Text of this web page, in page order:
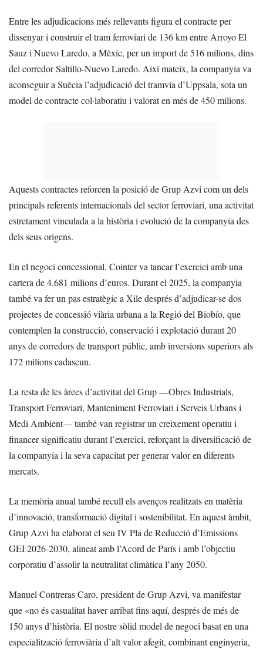
Entre les adjudicacions més rellevants figura el contracte per
dissenyar i construir el tram ferroviari de 136 km entre Arroyo El
Sauz i Nuevo Laredo, a Mèxic, per un import de 516 milions, dins
del corredor Saltillo-Nuevo Laredo. Així mateix, la companyia va
aconseguir a Suècia l’adjudicació del tramvia d’Uppsala, sota un
model de contracte col·laboratiu i valorat en més de 450 milions.
Aquests contractes reforcen la posició de Grup Azvi com un dels
principals referents internacionals del sector ferroviari, una activitat
estretament vinculada a la història i evolució de la companyia des
dels seus orígens.
En el negoci concessional, Cointer va tancar l’exercici amb una
cartera de 4.681 milions d’euros. Durant el 2025, la companyia
també va fer un pas estratègic a Xile després d’adjudicar-se dos
projectes de concessió viària urbana a la Regió del Biobío, que
contemplen la construcció, conservació i explotació durant 20
anys de corredors de transport públic, amb inversions superiors als
172 milions cadascun.
La resta de les àrees d’activitat del Grup —Obres Industrials,
Transport Ferroviari, Manteniment Ferroviari i Serveis Urbans i
Medi Ambient— també van registrar un creixement operatiu i
financer significatiu durant l’exercici, reforçant la diversificació de
la companyia i la seva capacitat per generar valor en diferents
mercats.
La memòria anual també recull els avenços realitzats en matèria
d’innovació, transformació digital i sostenibilitat. En aquest àmbit,
Grup Azvi ha elaborat el seu IV Pla de Reducció d’Emissions
GEI 2026-2030, alineat amb l’Acord de París i amb l’objectiu
corporatiu d’assolir la neutralitat climàtica l’any 2050.
Manuel Contreras Caro, president de Grup Azvi, va manifestar
que «no és casualitat haver arribat fins aquí, després de més de
150 anys d’història. El nostre sòlid model de negoci basat en una
especialització ferroviària d’alt valor afegit, combinant enginyeria,